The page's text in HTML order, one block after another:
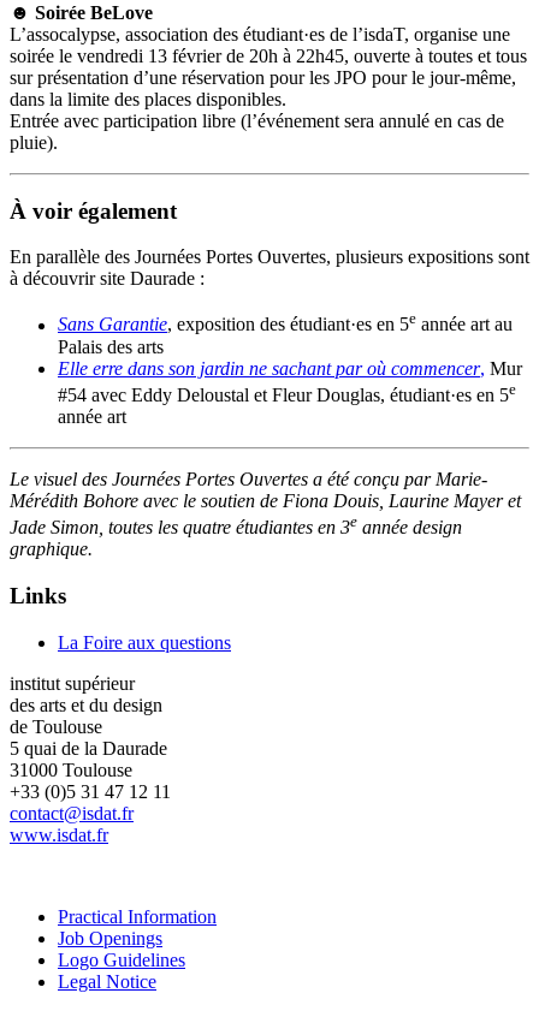
☻ Soirée BeLove
L’assocalypse, association des étudiant·es de l’isdaT, organise une
soirée le vendredi 13 février de 20h à 22h45, ouverte à toutes et tous
sur présentation d’une réservation pour les JPO pour le jour-même,
dans la limite des places disponibles.
Entrée avec participation libre (l’événement sera annulé en cas de
pluie).
À voir également
En parallèle des Journées Portes Ouvertes, plusieurs expositions sont
à découvrir site Daurade :
Sans Garantie, exposition des étudiant·es en 5e année art au
Palais des arts
Elle erre dans son jardin ne sachant par où commencer, Mur
#54 avec Eddy Deloustal et Fleur Douglas, étudiant·es en 5e
année art
Le visuel des Journées Portes Ouvertes a été conçu par Marie-
Mérédith Bohore avec le soutien de Fiona Douis, Laurine Mayer et
Jade Simon, toutes les quatre étudiantes en 3e année design
graphique.
Links
La Foire aux questions
institut supérieur
des arts et du design
de Toulouse
5 quai de la Daurade
31000 Toulouse
+33 (0)5 31 47 12 11
contact@isdat.fr
www.isdat.fr
Practical Information
Job Openings
Logo Guidelines
Legal Notice